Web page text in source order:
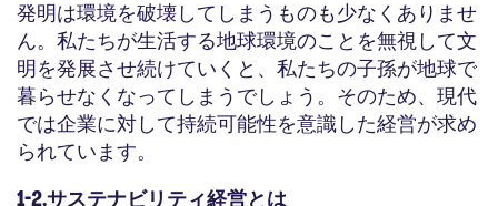
発明は環境を破壊してしまうものも少なくありませ
ん。私たちが生活する地球環境のことを無視して文
明を発展させ続けていくと、私たちの子孫が地球で
暮らせなくなってしまうでしょう。そのため、現代
では企業に対して持続可能性を意識した経営が求め
られています。
1-2.サステナビリティ経営とは